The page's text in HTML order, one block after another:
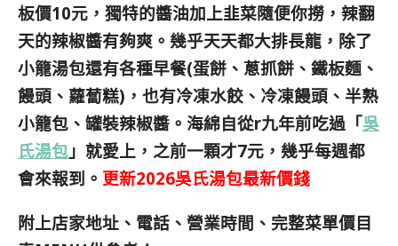
板價10元，獨特的醬油加上韭菜隨便你撈，辣翻
天的辣椒醬有夠爽。幾乎天天都大排長龍，除了
小籠湯包還有各種早餐(蛋餅、蔥抓餅、鐵板麵、
饅頭、蘿蔔糕)，也有冷凍水餃、冷凍饅頭、半熟
小籠包、罐裝辣椒醬。海綿自從r九年前吃過「吳
氏湯包 」就愛上，之前一顆才7元，幾乎每週都
會來報到。 更新2026吳氏湯包最新價錢
附上店家地址、電話、營業時間、完整菜單價目